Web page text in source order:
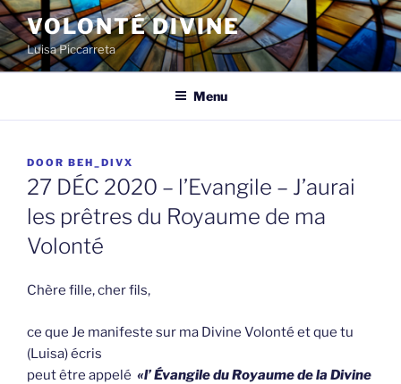
Spring
naar
de
inhoud
VOLONTÉ DIVINE
Luisa Piccarreta
Menu
GEPLAATST
OP
DOOR BEH_DIVX
27 DÉC 2020 – l’Evangile – J’aurai
les prêtres du Royaume de ma
Volonté
Chère fille, cher fils,
ce que Je manifeste sur ma Divine Volonté et que tu
(Luisa) écris
peut être appelé «l’ Évangile du Royaume de la Divine